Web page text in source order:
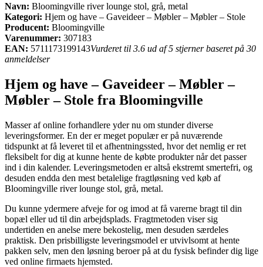
Navn: Bloomingville river lounge stol, grå, metal
Kategori: Hjem og have – Gaveideer – Møbler – Møbler – Stole
Producent: Bloomingville
Varenummer: 307183
EAN: 5711173199143Vurderet til 3.6 ud af 5 stjerner baseret på 30
anmeldelser
Hjem og have – Gaveideer – Møbler –
Møbler – Stole fra Bloomingville
Masser af online forhandlere yder nu om stunder diverse
leveringsformer. En der er meget populær er på nuværende
tidspunkt at få leveret til et afhentningssted, hvor det nemlig er ret
fleksibelt for dig at kunne hente de købte produkter når det passer
ind i din kalender. Leveringsmetoden er altså ekstremt smertefri, og
desuden endda den mest betalelige fragtløsning ved køb af
Bloomingville river lounge stol, grå, metal.
Du kunne ydermere afveje for og imod at få varerne bragt til din
bopæl eller ud til din arbejdsplads. Fragtmetoden viser sig
undertiden en anelse mere bekostelig, men desuden særdeles
praktisk. Den prisbilligste leveringsmodel er utvivlsomt at hente
pakken selv, men den løsning beroer på at du fysisk befinder dig lige
ved online firmaets hjemsted.